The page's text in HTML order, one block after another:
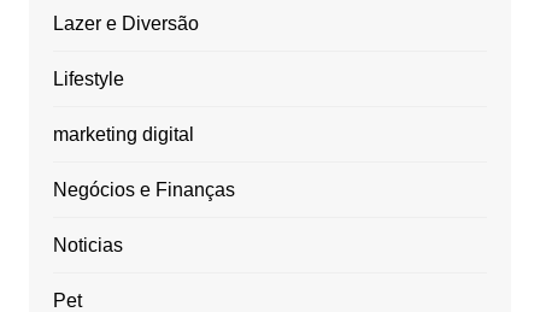
Lazer e Diversão
Lifestyle
marketing digital
Negócios e Finanças
Noticias
Pet